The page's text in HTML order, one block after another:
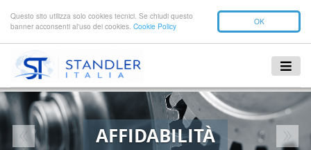
OK
Questo sito utilizza solo cookies tecnici. Se chiudi questo
banner acconsenti al'uso dei cookies. Cookie Policy
AFFIDABILITÀ
Previous Next